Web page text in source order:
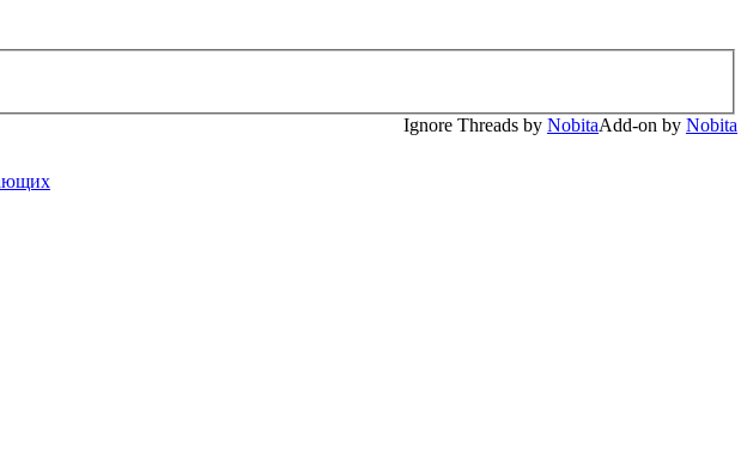
Add-on by Nobita
Ignore Threads by Nobita